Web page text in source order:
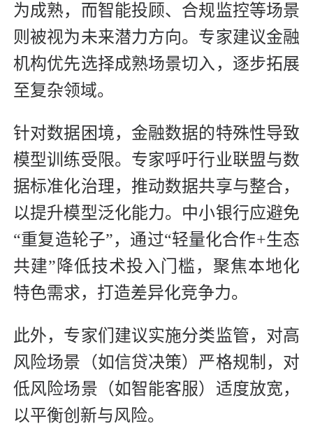
为成熟，而智能投顾、合规监控等场景
则被视为未来潜力方向。专家建议金融
机构优先选择成熟场景切入，逐步拓展
至复杂领域。
针对数据困境，金融数据的特殊性导致
模型训练受限。专家呼吁行业联盟与数
据标准化治理，推动数据共享与整合，
以提升模型泛化能力。中小银行应避免
“重复造轮子”，通过“轻量化合作+生态
共建”降低技术投入门槛，聚焦本地化
特色需求，打造差异化竞争力。
此外，专家们建议实施分类监管，对高
风险场景（如信贷决策）严格规制，对
低风险场景（如智能客服）适度放宽，
以平衡创新与风险。